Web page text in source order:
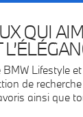
QUI
Lifestyle
de
ainsi que